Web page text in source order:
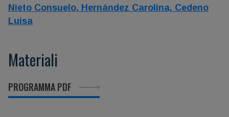
Nieto Consuelo, Hernández Carolina, Cedeno
Luisa
Materiali
PROGRAMMA PDF